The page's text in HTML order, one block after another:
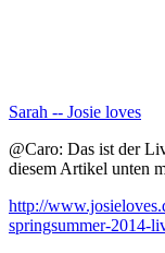
Sarah -- Josie loves
@Caro: Das ist der
diesem Artikel unten
http://
springsummer-2014-